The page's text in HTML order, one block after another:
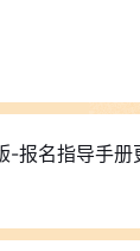
名指导手册更新